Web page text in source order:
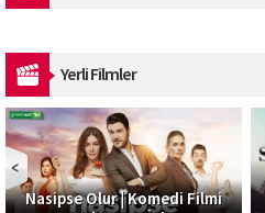
Yerli Filmler
Nasipse Olur | Komedi Filmi